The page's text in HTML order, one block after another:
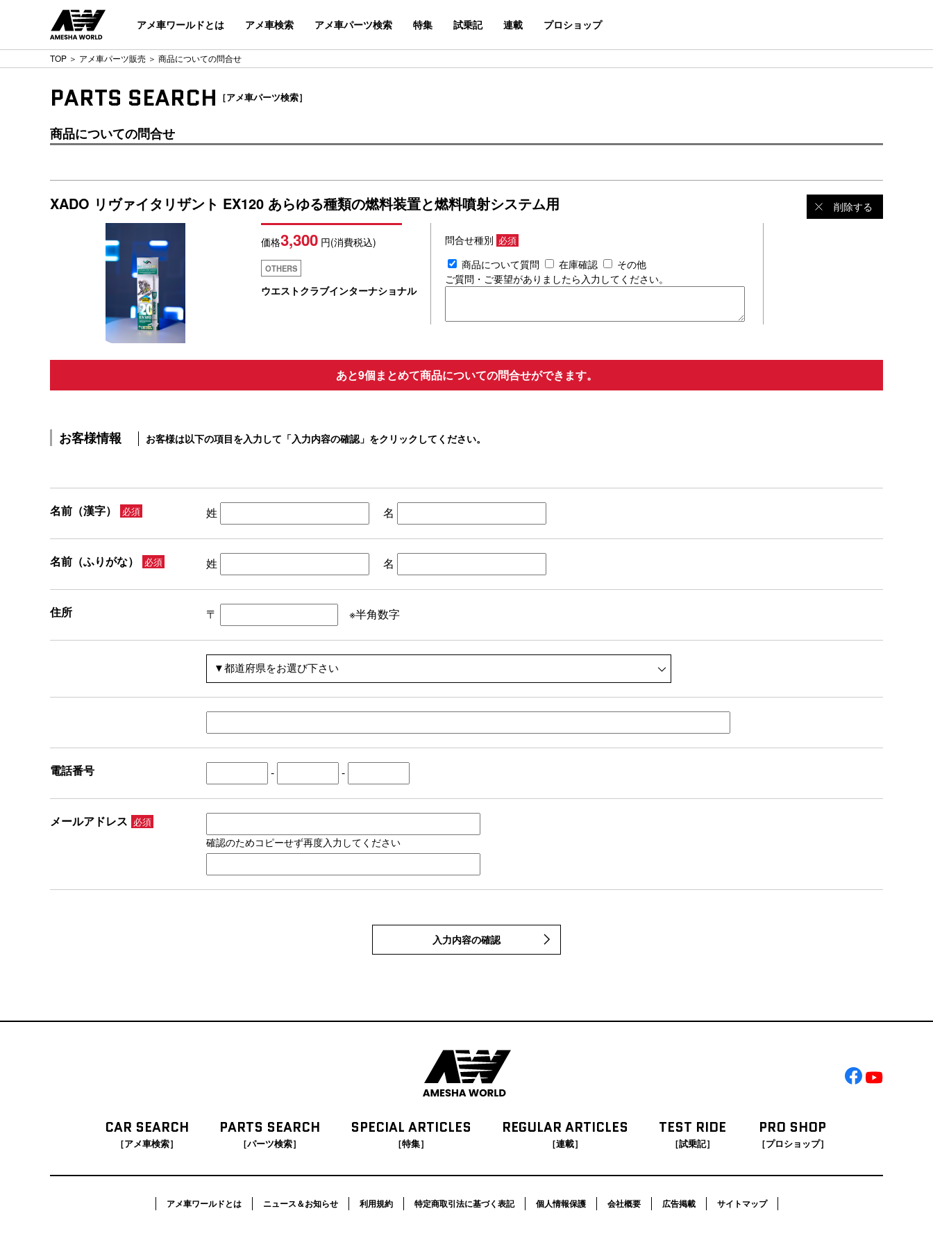
アメ車ワールドとは アメ車検索 アメ車パーツ検索 特集 試乗記 連載 プロショップ
TOP ＞ アメ車パーツ販売 ＞ 商品についての問合せ
PARTS SEARCH ［アメ車パーツ検索］
商品についての問合せ
XADO リヴァイタリザント EX120 あらゆる種類の燃料装置と燃料噴射システム用 削除する
価格3,300 円(消費税込)
OTHERS
ウエストクラブインターナショナル
問合せ種別 必須
商品について質問 在庫確認
その他
ご質問・ご要望がありましたら入力してください。
あと9個まとめて商品についての問合せができます。
お客様情報 お客様は以下の項目を入力して「入力内容の確認」をクリックしてください。
名前（漢字） 必須 姓 名
名前（ふりがな） 必須 姓 名
住所 〒 ※半角数字
電話番号 - -
メールアドレス 必須
確認のためコピーせず再度入力してください
入力内容の確認
CAR SEARCH
［アメ車検索］
PARTS SEARCH
［パーツ検索］
SPECIAL ARTICLES
［特集］
REGULAR ARTICLES
［連載］
TEST RIDE
［試乗記］
PRO SHOP
［プロショップ］
アメ車ワールドとは ニュース＆お知らせ 利用規約 特定商取引法に基づく表記 個人情報保護 会社概要 広告掲載 サイトマップ